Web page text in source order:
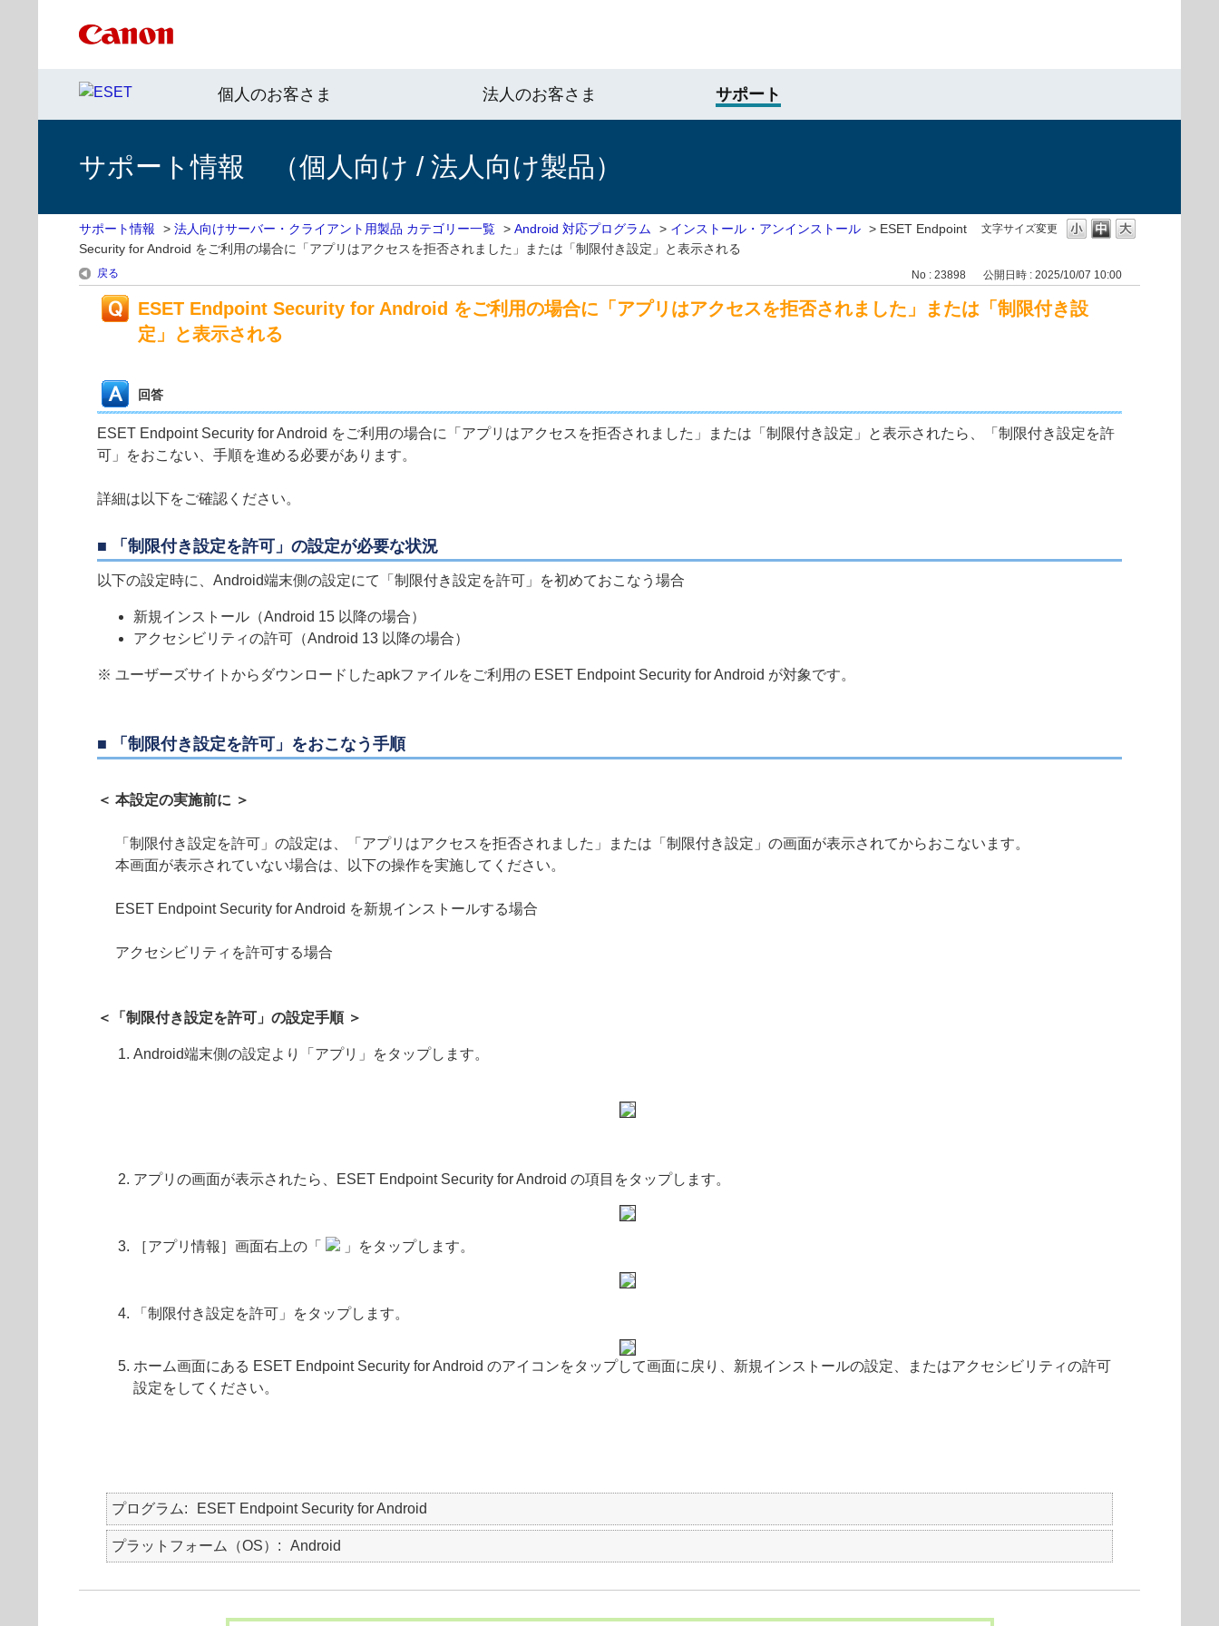
個人のお客さま 法人のお客さま サポート
サポート情報 （個人向け / 法人向け製品）
文字サイズ変更
サポート情報 > 法人向けサーバー・クライアント用製品 カテゴリー一覧 > Android 対応プログラム > インストール・アンインストール > ESET Endpoint
Security for Android をご利用の場合に「アプリはアクセスを拒否されました」または「制限付き設定」と表示される
戻る No : 23898 公開日時 : 2025/10/07 10:00
ESET Endpoint Security for Android をご利用の場合に「アプリはアクセスを拒否されました」または「制限付き設
定」と表示される
回答
ESET Endpoint Security for Android をご利用の場合に「アプリはアクセスを拒否されました」または「制限付き設定」と表示されたら、「制限付き設定を許
可」をおこない、手順を進める必要があります。
詳細は以下をご確認ください。
■ 「制限付き設定を許可」の設定が必要な状況
以下の設定時に、Android端末側の設定にて「制限付き設定を許可」を初めておこなう場合
新規インストール（Android 15 以降の場合）
アクセシビリティの許可（Android 13 以降の場合）
※ ユーザーズサイトからダウンロードしたapkファイルをご利用の ESET Endpoint Security for Android が対象です。
■ 「制限付き設定を許可」をおこなう手順
＜ 本設定の実施前に ＞
「制限付き設定を許可」の設定は、「アプリはアクセスを拒否されました」または「制限付き設定」の画面が表示されてからおこないます。
本画面が表示されていない場合は、以下の操作を実施してください。
ESET Endpoint Security for Android を新規インストールする場合
アクセシビリティを許可する場合
＜「制限付き設定を許可」の設定手順 ＞
Android端末側の設定より「アプリ」をタップします。
アプリの画面が表示されたら、ESET Endpoint Security for Android の項目をタップします。
［アプリ情報］画面右上の「 」をタップします。
「制限付き設定を許可」をタップします。
ホーム画面にある ESET Endpoint Security for Android のアイコンをタップして画面に戻り、新規インストールの設定、またはアクセシビリティの許可
設定をしてください。
プログラム ESET Endpoint Security for Android
プラットフォーム（OS） Android